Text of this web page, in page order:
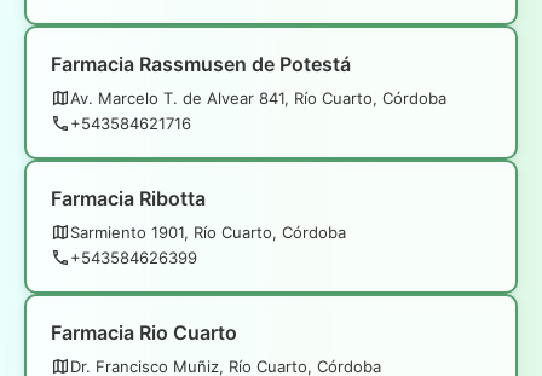
Farmacia Rassmusen de Potestá
Av. Marcelo T. de Alvear 841, Río Cuarto, Córdoba
+543584621716
Farmacia Ribotta
Sarmiento 1901, Río Cuarto, Córdoba
+543584626399
Farmacia Rio Cuarto
Dr. Francisco Muñiz, Río Cuarto, Córdoba